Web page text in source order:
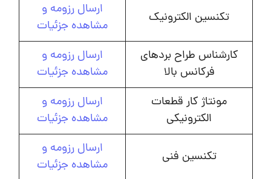
تکنسین الکترونیک
ارسال رزومه و
مشاهده جزئیات
کارشناس طراح بردهای
فرکانس بالا
ارسال رزومه و
مشاهده جزئیات
مونتاژ کار قطعات
الکترونیکی
ارسال رزومه و
مشاهده جزئیات
تکنسین فنی
ارسال رزومه و
مشاهده جزئیات